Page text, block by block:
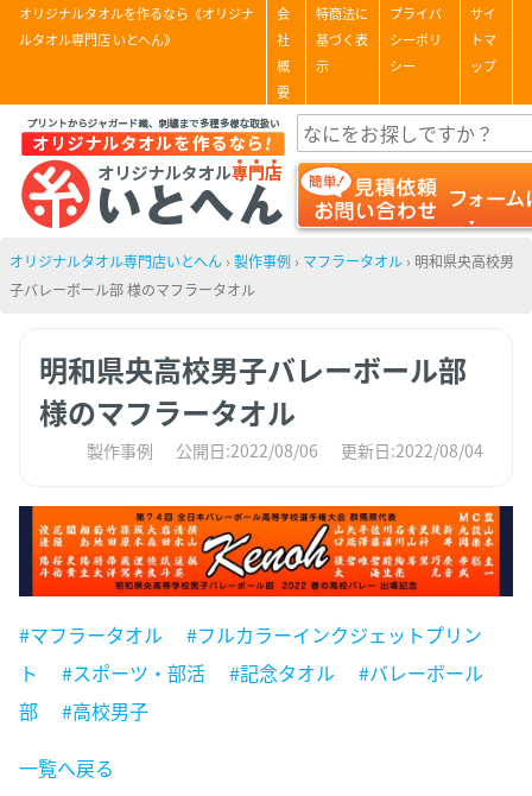
オリジナルタオルを作るなら《オリジナ
ルタオル専門店 いとへん》
会
社
概
要
特商法に
基づく表
示
プライバ
シーポリ
シー
サイ
トマ
ップ
オリジナルタオル専門店いとへん › 製作事例 › マフラータオル › 明和県央高校男
子バレーボール部 様のマフラータオル
明和県央高校男子バレーボール部
様のマフラータオル
製作事例 公開日:2022/08/06 更新日:2022/08/04
#マフラータオル
#フルカラーインクジェットプリン
ト
#スポーツ・部活 #記念タオル
#バレーボール
部
#高校男子
一覧へ戻る